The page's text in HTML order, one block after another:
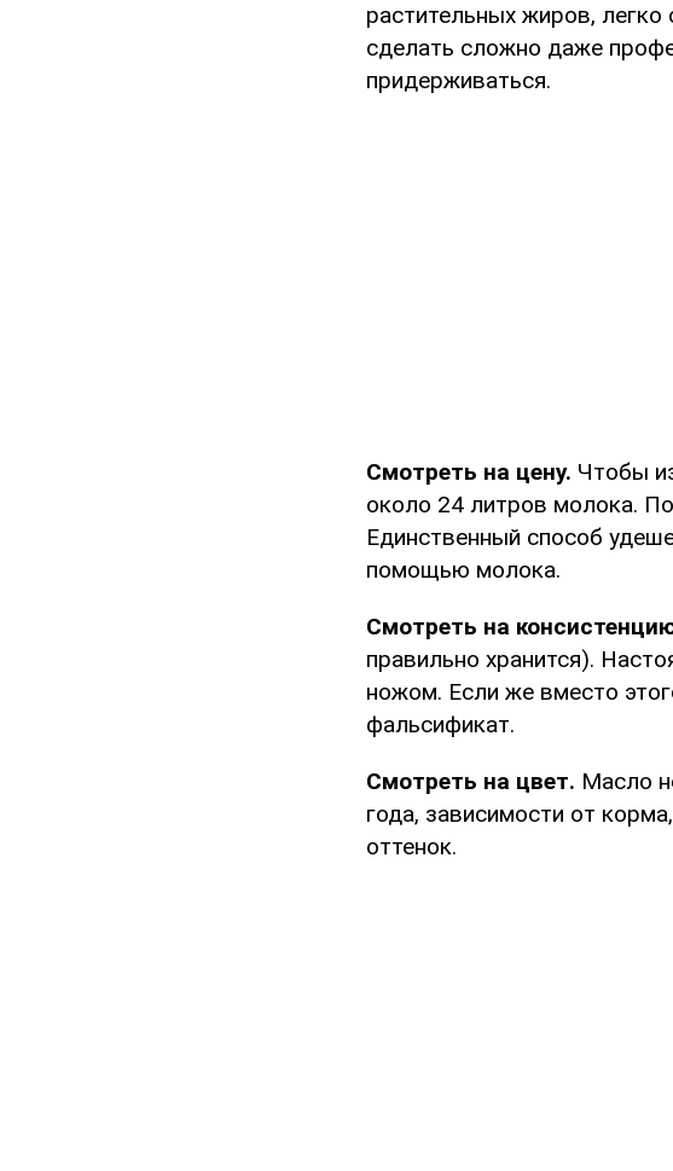
растительных жиров, легко
сделать сложно даже
придерживаться.
Смотреть на цену. Чтобы
около 24 литров молока.
Единственный способ
помощью молока.
Смотреть на
правильно хранится).
ножом. Если же вместо
фальсификат.
Смотреть на цвет. Масло
года, зависимости от
оттенок.